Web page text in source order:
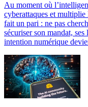
Au moment où
cyberattaques et multiplie
fait un pari : ne pas
sécuriser son mandat,
intention numérique